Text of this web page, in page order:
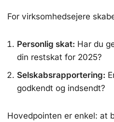
For virksomhedsejere
Personlig skat: Har du
din restskat for 2025?
Selskabsrapportering:
godkendt og indsendt?
Hovedpointen er enkel: at